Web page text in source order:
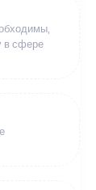
в сфере